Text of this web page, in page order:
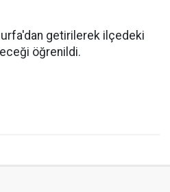
getirilerek ilçedeki
öğrenildi.